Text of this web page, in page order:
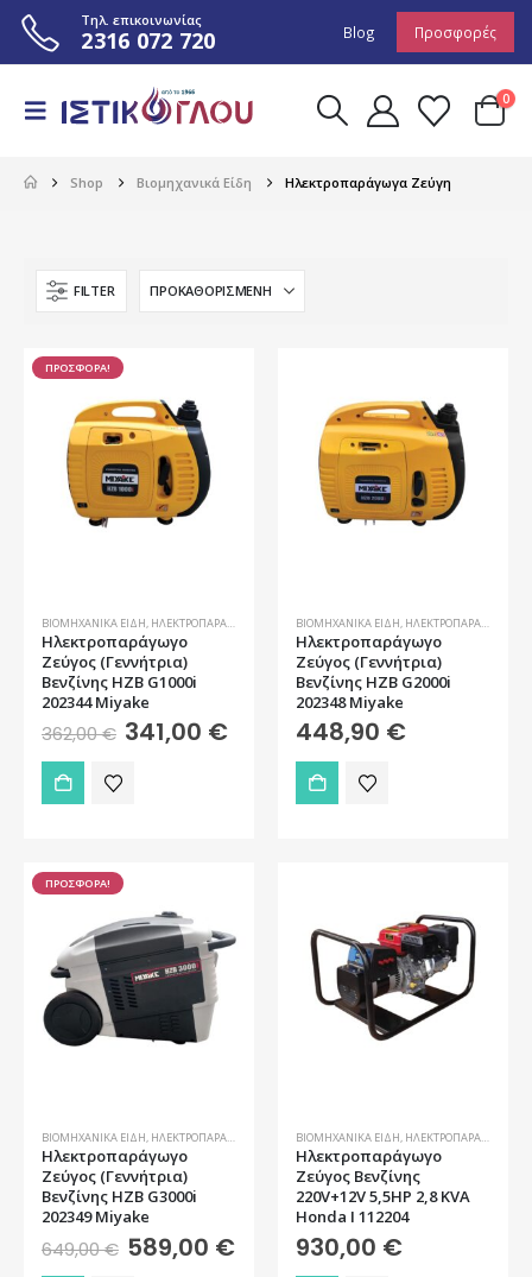
Τηλ. επικοινωνίας
2316 072 720 Blog Προσφορές
0
Shop Βιομηχανικά Είδη Ηλεκτροπαράγωγα Ζεύγη
FILTER
ΠΡΟΣΦΟΡΑ!
ΒΙΟΜΗΧΑΝΙΚΆ ΕΊΔΗ, ΗΛΕΚΤΡΟΠΑΡΆΓΩΓΑ ΖΕΎΓΗ
Ηλεκτροπαράγωγο
Ζεύγος (Γεννήτρια)
Βενζίνης HZB G1000i
202344 Miyake
362,00€ Original
price
341,00 €Η
τρέχουσα
341,00 €.
ΒΙΟΜΗΧΑΝΙΚΆ ΕΊΔΗ, ΗΛΕΚΤΡΟΠΑΡΆΓΩΓΑ ΖΕΎΓΗ
Ηλεκτροπαράγωγο
Ζεύγος (Γεννήτρια)
Βενζίνης HZB G2000i
202348 Miyake
448,90 €
ΠΡΟΣΦΟΡΑ!
ΒΙΟΜΗΧΑΝΙΚΆ ΕΊΔΗ, ΗΛΕΚΤΡΟΠΑΡΆΓΩΓΑ ΖΕΎΓΗ
Ηλεκτροπαράγωγο
Ζεύγος (Γεννήτρια)
Βενζίνης HZB G3000i
202349 Miyake
649,00€ Original
price
589,00 €Η
τρέχουσα
ΒΙΟΜΗΧΑΝΙΚΆ ΕΊΔΗ, ΗΛΕΚΤΡΟΠΑΡΆΓΩΓΑ ΖΕΎΓΗ
Ηλεκτροπαράγωγο
Ζεύγος Βενζίνης
220V+12V 5,5HP 2,8 KVA
Honda ǀ 112204
930,00 €